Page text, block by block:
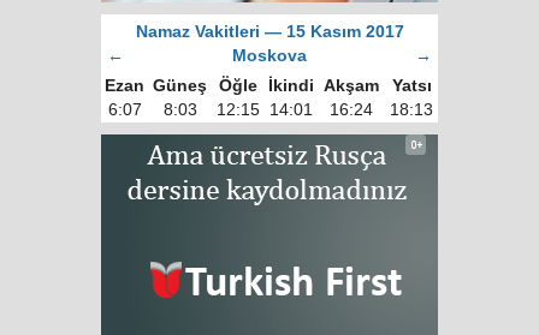
Namaz Vakitleri — 15 Kasım 2017
←
Moskova
→
Ezan Güneş Öğle İkindi Akşam
Yatsı
6:07
8:03 12:15 14:01 16:24 18:13